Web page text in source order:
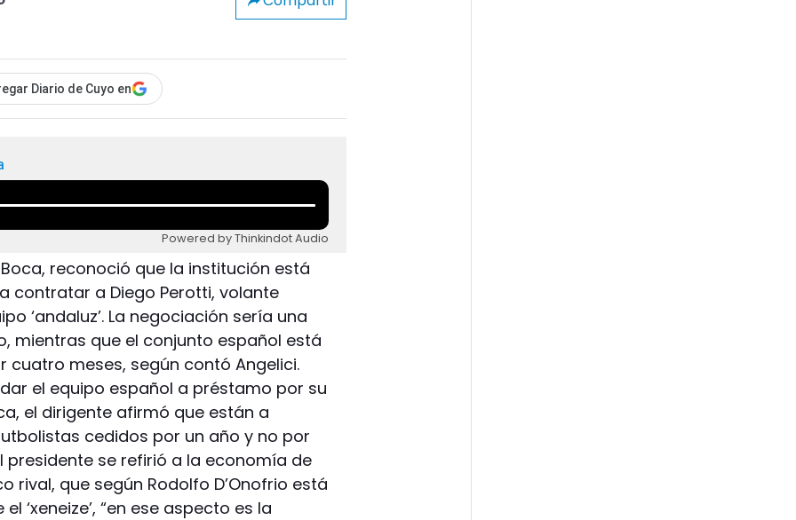
Diario de Cuyo en
Powered by Thinkindot Audio
reconoció que la institución está
contratar a Diego Perotti, volante
‘andaluz’. La negociación sería una
mientras que el conjunto español está
meses, según contó Angelici.
el equipo español a préstamo por su
el dirigente afirmó que están a
cedidos por un año y no por
presidente se refirió a la economía de
rival, que según Rodolfo D’Onofrio está
‘xeneize’, “en ese aspecto es la